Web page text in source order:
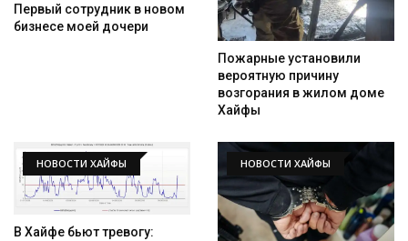
Первый сотрудник в новом
бизнесе моей дочери
Пожарные установили
вероятную причину
возгорания в жилом доме
Хайфы
НОВОСТИ ХАЙФЫ
В Хайфе бьют тревогу:
НОВОСТИ ХАЙФЫ